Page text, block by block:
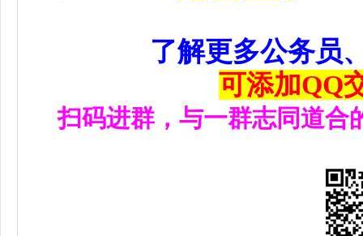
了解更多公务员
可添加QQ
扫码进群，与一群志同道合